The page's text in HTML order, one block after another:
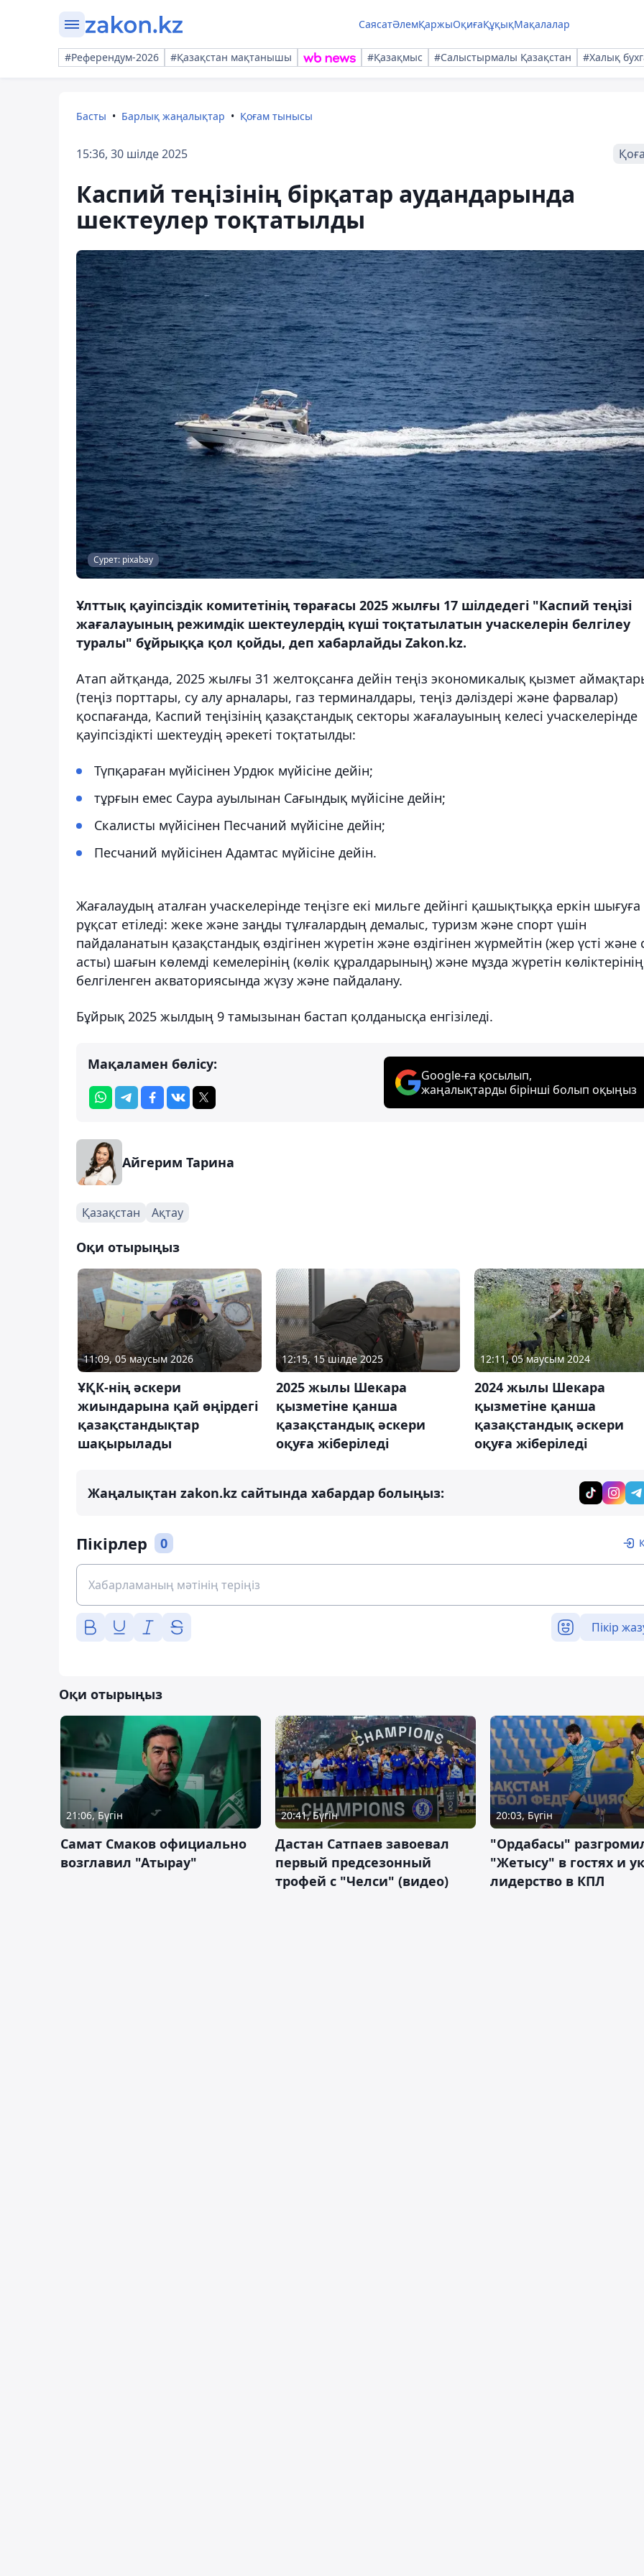
СаясатӘлемҚаржыОқиғаҚұқықМақалалар
#Референдум-2026 #Қазақстан мақтанышы #Қазақмыс #Салыстырмалы Қазақстан #Халық
Басты Барлық жаңалықтар Қоғам тынысы
15:36, 30 шілде 2025
Каспий теңізінің бірқатар аудандарында
шектеулер тоқтатылды
Сурет: pixabay
Ұлттық қауіпсіздік комитетінің төрағасы 2025 жылғы 17 шілдедегі "Каспий теңізі
жағалауының режимдік шектеулердің күші тоқтатылатын учаскелерін белгілеу
туралы" бұйрыққа қол қойды, деп хабарлайды Zakon.kz.
Атап айтқанда, 2025 жылғы 31 желтоқсанға дейін теңіз экономикалық қызмет
(теңіз порттары, су алу арналары, газ терминалдары, теңіз дәліздері және фарвалар)
қоспағанда, Каспий теңізінің қазақстандық секторы жағалауының келесі учаскелерінде
қауіпсіздікті шектеудің әрекеті тоқтатылды:
Түпқараған мүйісінен Урдюк мүйісіне дейін;
тұрғын емес Саура ауылынан Сағындық мүйісіне дейін;
Скалисты мүйісінен Песчаний мүйісіне дейін;
Песчаний мүйісінен Адамтас мүйісіне дейін.
Жағалаудың аталған учаскелерінде теңізге екі мильге дейінгі қашықтыққа еркін шығуға
рұқсат етіледі: жеке және заңды тұлғалардың демалыс, туризм және спорт үшін
пайдаланатын қазақстандық өздігінен жүретін және өздігінен жүрмейтін (жер үсті және
асты) шағын көлемді кемелерінің (көлік құралдарының) және мұзда жүретін көліктерінің
белгіленген акваториясында жүзу және пайдалану.
Бұйрық 2025 жылдың 9 тамызынан бастап қолданысқа енгізіледі.
Мақаламен бөлісу:
Google-ға қосылып,
жаңалықтарды бірінші болып оқыңыз
Айгерим Тарина
Қазақстан Ақтау
Оқи отырыңыз
11:09, 05 маусым 2026
ҰҚК-нің әскери
жиындарына қай өңірдегі
қазақстандықтар
шақырылады
12:15, 15 шілде 2025
2025 жылы Шекара
қызметіне қанша
қазақстандық әскери
оқуға жіберіледі
12:11, 05 маусым 2024
2024 жылы Шекара
қызметіне қанша
қазақстандық әскери
оқуға жіберіледі
Жаңалықтан zakon.kz сайтында хабардар болыңыз:
Пікірлер 0
Пікір
Оқи отырыңыз
21:06, Бүгін
Самат Смаков официально
возглавил "Атырау"
20:41, Бүгін
Дастан Сатпаев завоевал
первый предсезонный
трофей с "Челси" (видео)
20:03, Бүгін
"Ордабасы"
"Жетысу" в гостях и
лидерство в КПЛ